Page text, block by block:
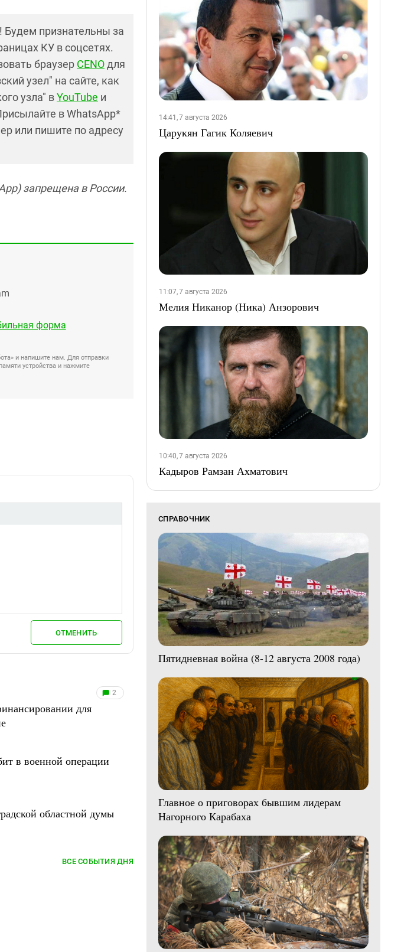
Будем признательны за
КУ в соцсетях.
браузер CENOдля
узел" на сайте, как
узла" вYouTube и
в WhatsApp*
или пишите по адресу
запрещена в России.
форма
и напишите нам. Для отправки
устройства и нажмите
ОТМЕНИТЬ
2
для
в военной операции
областной думы
ВСЕ СОБЫТИЯ ДНЯ
14:41, 7 августа 2026
Царукян Гагик Коляевич
11:07, 7 августа 2026
Мелия Никанор (Ника) Анзорович
10:40, 7 августа 2026
Кадыров Рамзан Ахматович
СПРАВОЧНИК
Пятидневная война (8-12 августа 2008 года)
Главное о приговорах бывшим лидерам
Нагорного Карабаха